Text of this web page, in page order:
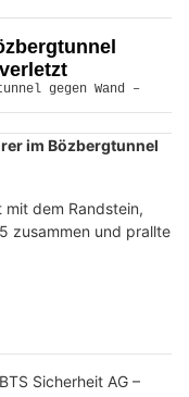
im Bözbergtunnel
mit dem Randstein,
zusammen und prallte